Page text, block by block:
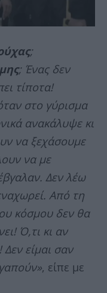
;
; Ένας δεν
τίποτα!
στο γύρισμα
ανακάλυψε κι
να ξεχάσουμε
να με
Δεν λέω
Από τη
κόσμου δεν θα
Ό,τι κι αν
είμαι σαν
, είπε με